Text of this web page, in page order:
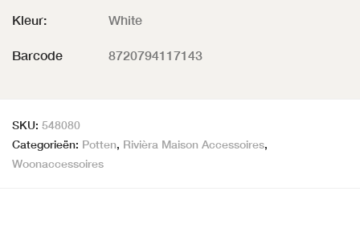
Kleur: White
Barcode 8720794117143
SKU: 548080
Categorieën: Potten, Rivièra Maison Accessoires,
Woonaccessoires